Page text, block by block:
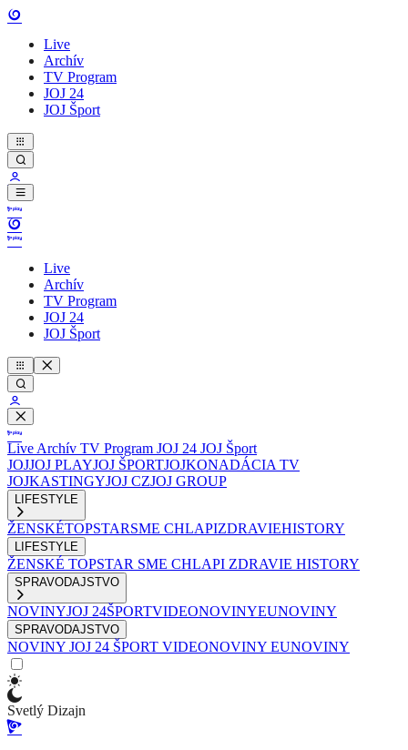
Live
Archív
TV Program
JOJ 24
JOJ Šport
Live
Archív
TV Program
JOJ 24
JOJ Šport
Live Archív TV Program JOJ 24 JOJ Šport
JOJJOJ PLAYJOJ ŠPORTJOJKONADÁCIA TV
JOJKASTINGYJOJ CZJOJ GROUP
LIFESTYLE
ŽENSKÉTOPSTARSME CHLAPIZDRAVIEHISTORY
LIFESTYLE
ŽENSKÉ TOPSTAR SME CHLAPI ZDRAVIE HISTORY
SPRAVODAJSTVO
NOVINYJOJ 24ŠPORTVIDEONOVINYEUNOVINY
SPRAVODAJSTVO
NOVINY JOJ 24 ŠPORT VIDEONOVINY EUNOVINY
Svetlý Dizajn